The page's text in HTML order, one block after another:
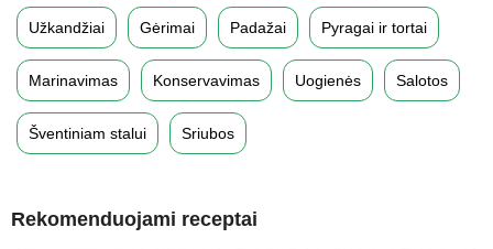
Užkandžiai Gėrimai Padažai Pyragai ir tortai
Marinavimas Konservavimas Uogienės Salotos
Šventiniam stalui Sriubos
Rekomenduojami receptai